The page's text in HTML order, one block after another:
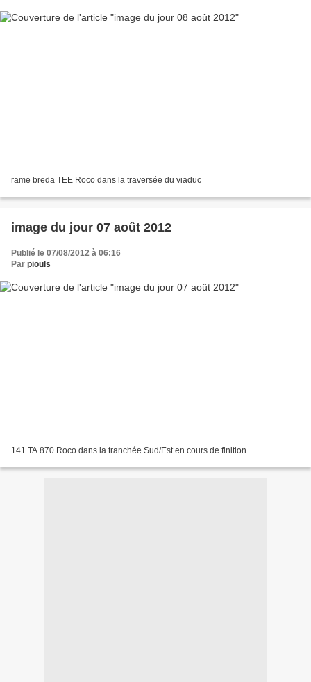
rame breda TEE Roco dans la traversée du viaduc
image du jour 07 août 2012
Publié le 07/08/2012 à 06:16
Par piouls
141 TA 870 Roco dans la tranchée Sud/Est en cours de finition